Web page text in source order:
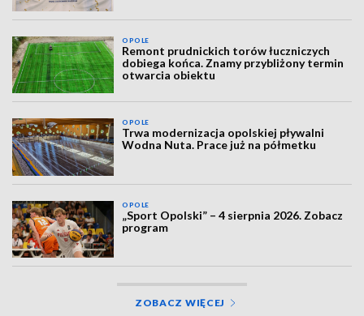
OPOLE
Remont prudnickich torów łuczniczych
dobiega końca. Znamy przybliżony termin
otwarcia obiektu
OPOLE
Trwa modernizacja opolskiej pływalni
Wodna Nuta. Prace już na półmetku
OPOLE
„Sport Opolski” – 4 sierpnia 2026. Zobacz
program
ZOBACZ WIĘCEJ